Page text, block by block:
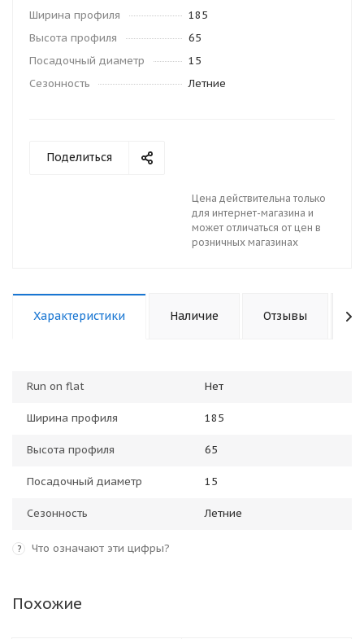
Ширина профиля
185
Высота профиля
65
Посадочный диаметр
15
Сезонность
Летние
Поделиться
Цена действительна только
для интернет-магазина и
может отличаться от цен в
розничных магазинах
Характеристики Наличие Отзывы
Run on flat Нет
Ширина профиля 185
Высота профиля 65
Посадочный диаметр 15
Сезонность Летние
? Что означают эти цифры?
Похожие